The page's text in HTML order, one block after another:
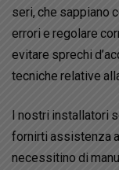
seri, che sappiano
errori e regolare
evitare sprechi
tecniche relative
I nostri installatori
fornirti assistenza
necessitino di